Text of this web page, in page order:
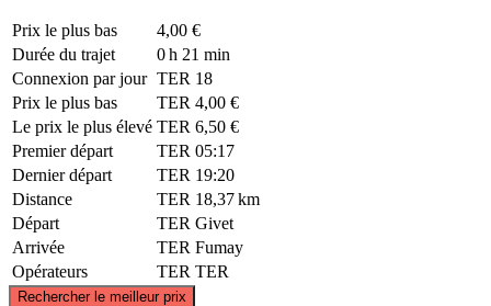
Prix ​​le plus bas
4,00 €
Durée du trajet
0 h 21 min
Connexion par jour TER 18
Prix ​​le plus bas
TER 4,00 €
Le prix le plus élevé TER 6,50 €
Premier départ
TER 05:17
Dernier départ
TER 19:20
Distance
TER 18,37 km
Départ
TER Givet
Arrivée
TER Fumay
Opérateurs
TER TER
Rechercher le meilleur prix